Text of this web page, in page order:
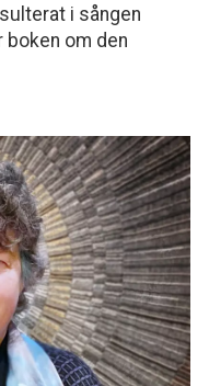
i sången
boken om den